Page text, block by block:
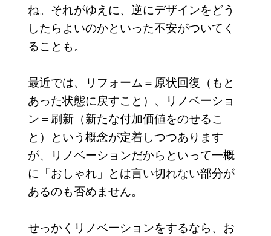
ね。それがゆえに、逆にデザインをどう
したらよいのかといった不安がついてく
ることも。
最近では、リフォーム＝原状回復（もと
あった状態に戻すこと）、リノベーショ
ン＝刷新（新たな付加価値をのせるこ
と）という概念が定着しつつあります
が、リノベーションだからといって一概
に「おしゃれ」とは言い切れない部分が
あるのも否めません。
せっかくリノベーションをするなら、お